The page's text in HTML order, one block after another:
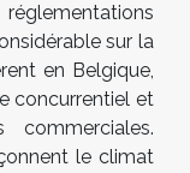
sur la
en Belgique,
concurrentiel et
le climat